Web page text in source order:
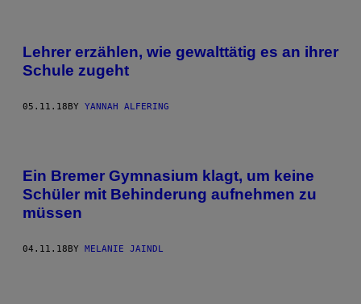
Lehrer erzählen, wie gewalttätig es an ihrer
Schule zugeht
05.11.18BY YANNAH ALFERING
Ein Bremer Gymnasium klagt, um keine
Schüler mit Behinderung aufnehmen zu
müssen
04.11.18 BY MELANIE JAINDL